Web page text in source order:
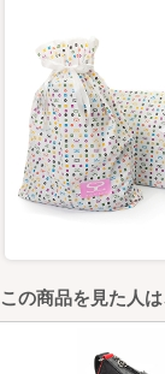
この商品を見た人